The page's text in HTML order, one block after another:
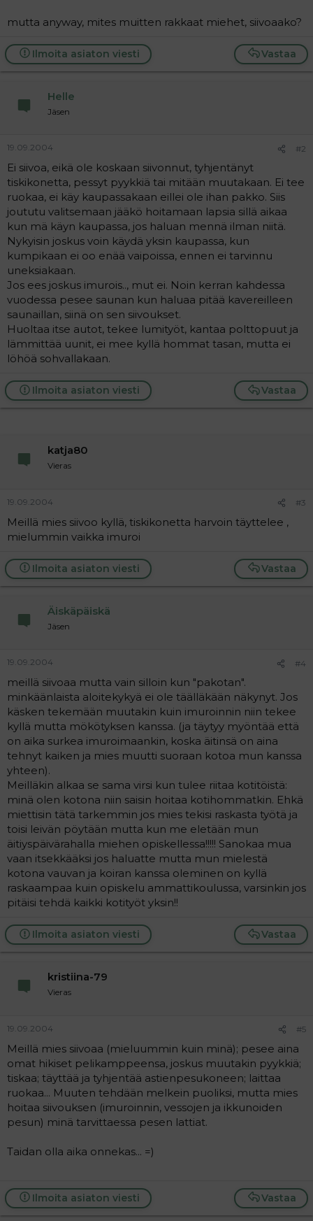
mutta anyway, mites muitten rakkaat miehet, siivoaako?
Vastaa
Ilmoita asiaton viesti
Helle
Jäsen
19.09.2004 #2
Ei siivoa, eikä ole koskaan siivonnut, tyhjentänyt
tiskikonetta, pessyt pyykkiä tai mitään muutakaan. Ei tee
ruokaa, ei käy kaupassakaan eillei ole ihan pakko. Siis
joututu valitsemaan jääkö hoitamaan lapsia sillä aikaa
kun mä käyn kaupassa, jos haluan mennä ilman niitä.
Nykyisin joskus voin käydä yksin kaupassa, kun
kumpikaan ei oo enää vaipoissa, ennen ei tarvinnu
uneksiakaan.
Jos ees joskus imurois.., mut ei. Noin kerran kahdessa
vuodessa pesee saunan kun haluaa pitää kavereilleen
saunaillan, siinä on sen siivoukset.
Huoltaa itse autot, tekee lumityöt, kantaa polttopuut ja
lämmittää uunit, ei mee kyllä hommat tasan, mutta ei
löhöä sohvallakaan.
Vastaa
Ilmoita asiaton viesti
katja80
Vieras
19.09.2004 #3
Meillä mies siivoo kyllä, tiskikonetta harvoin täyttelee ,
mielummin vaikka imuroi
Vastaa
Ilmoita asiaton viesti
Äiskäpäiskä
Jäsen
19.09.2004 #4
meillä siivoaa mutta vain silloin kun "pakotan".
minkäänlaista aloitekykyä ei ole täälläkään näkynyt. Jos
käsken tekemään muutakin kuin imuroinnin niin tekee
kyllä mutta mökötyksen kanssa. (ja täytyy myöntää että
on aika surkea imuroimaankin, koska äitinsä on aina
tehnyt kaiken ja mies muutti suoraan kotoa mun kanssa
yhteen).
Meilläkin alkaa se sama virsi kun tulee riitaa kotitöistä:
minä olen kotona niin saisin hoitaa kotihommatkin. Ehkä
miettisin tätä tarkemmin jos mies tekisi raskasta työtä ja
toisi leivän pöytään mutta kun me eletään mun
äitiyspäivärahalla miehen opiskellessa!!!!! Sanokaa mua
vaan itsekkääksi jos haluatte mutta mun mielestä
kotona vauvan ja koiran kanssa oleminen on kyllä
raskaampaa kuin opiskelu ammattikoulussa, varsinkin jos
pitäisi tehdä kaikki kotityöt yksin!!
Vastaa
Ilmoita asiaton viesti
kristiina-79
Vieras
19.09.2004 #5
Meillä mies siivoaa (mieluummin kuin minä); pesee aina
omat hikiset pelikamppeensa, joskus muutakin pyykkiä;
tiskaa; täyttää ja tyhjentää astienpesukoneen; laittaa
ruokaa... Muuten tehdään melkein puoliksi, mutta mies
hoitaa siivouksen (imuroinnin, vessojen ja ikkunoiden
pesun) minä tarvittaessa pesen lattiat.
Taidan olla aika onnekas... =)
Vastaa
Ilmoita asiaton viesti